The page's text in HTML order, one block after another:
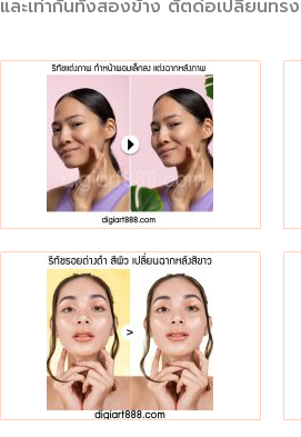
และเท่ากันทั้งสองข้าง ตัตด่อเปลี่ยนท